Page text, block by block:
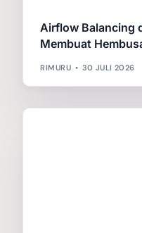
Airflow Balancing
Membuat
RIMURU 30 JULI 2026